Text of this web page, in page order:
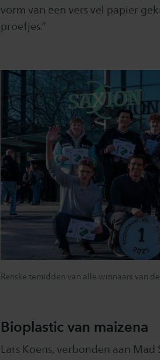
vorm van een vers vel papier
proefjes.”
Renske temidden van alle winnaars van
Bioplastic van maizena
Lars Koens, verbonden aan